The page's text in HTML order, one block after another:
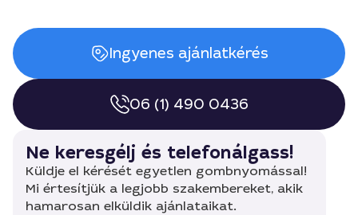
Ingyenes ajánlatkérés
06 (1) 490 0436
Ne keresgélj és telefonálgass!
Küldje el kérését egyetlen gombnyomással!
Mi értesítjük a legjobb szakembereket, akik
hamarosan elküldik ajánlataikat.